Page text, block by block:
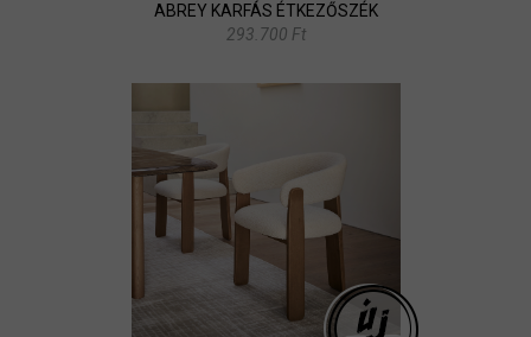
ABREY KARFÁS ÉTKEZŐSZÉK
293.700 Ft